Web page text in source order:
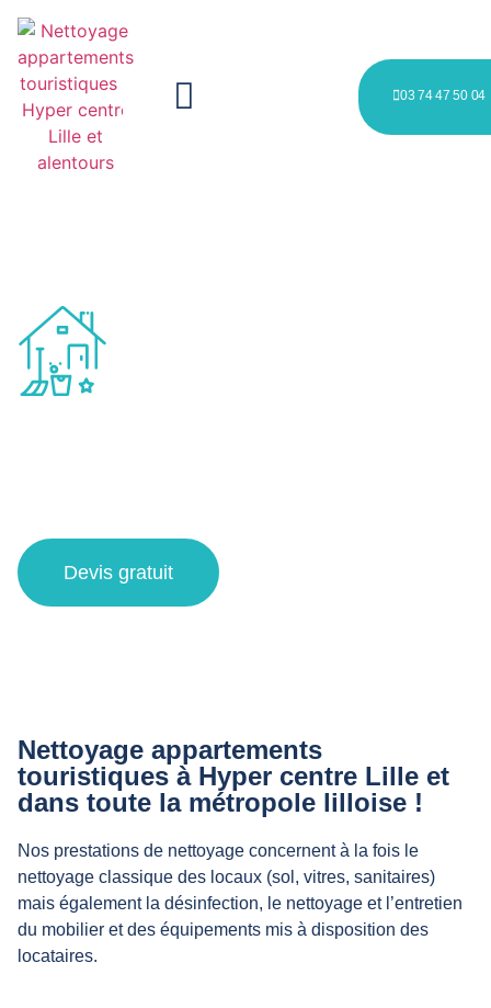
03 74 47 50 04
Devis gratuit
Nettoyage appartements
touristiques à Hyper centre Lille et
dans toute la métropole lilloise !
Nos prestations de nettoyage concernent à la fois le
nettoyage classique des locaux (sol, vitres, sanitaires)
mais également la désinfection, le nettoyage et l’entretien
du mobilier et des équipements mis à disposition des
locataires.